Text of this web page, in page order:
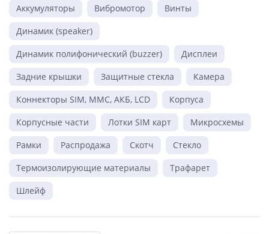
Аккумуляторы Вибромотор
Винты
Динамик (speaker)
Динамик полифонический (buzzer)
Дисплеи
Задние крышки
Защитные стекла
Камера
Коннекторы SIM, MMC, АКБ, LCD
Корпуса
Корпусные части
Лотки SIM карт
Микросхемы
Рамки
Распродажа Скотч
Стекло
Термоизолирующие материалы
Трафарет
Шлейф